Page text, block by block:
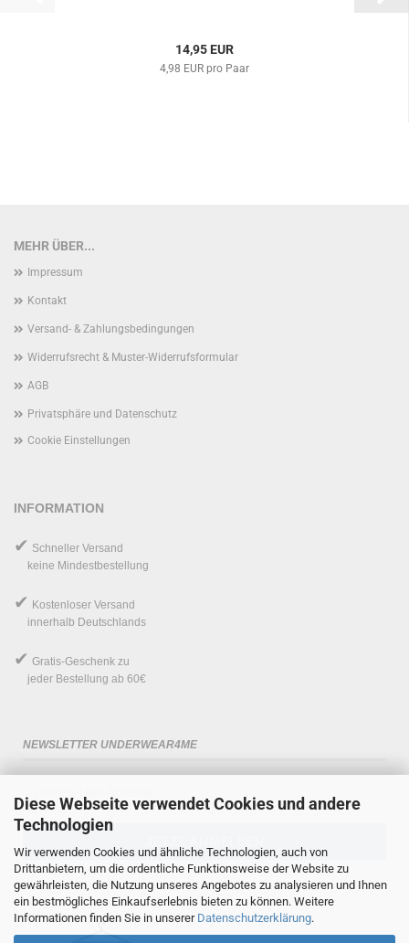
Diese Webseite verwendet Cookies und andere
Technologien
Wir verwenden Cookies und ähnliche Technologien, auch von
Drittanbietern, um die ordentliche Funktionsweise der Website zu
gewährleisten, die Nutzung unseres Angebotes zu analysieren und Ihnen
ein bestmögliches Einkaufserlebnis bieten zu können. Weitere
Informationen finden Sie in unserer Datenschutzerklärung.
14,95 EUR
4,98 EUR pro Paar
MEHR ÜBER...
Impressum
Kontakt
Versand- & Zahlungsbedingungen
Widerrufsrecht & Muster-Widerrufsformular
AGB
Privatsphäre und Datenschutz
Cookie Einstellungen
INFORMATION
✔ Schneller Versand
keine Mindestbestellung
✔ Kostenloser Versand
innerhalb Deutschlands
✔ Gratis-Geschenk zu
jeder Bestellung ab 60€
NEWSLETTER UNDERWEAR4ME